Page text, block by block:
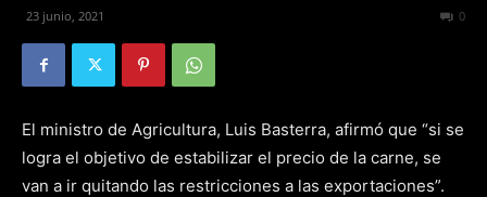
23 junio, 2021 0
El ministro de Agricultura, Luis Basterra, afirmó que “si se
logra el objetivo de estabilizar el precio de la carne, se
van a ir quitando las restricciones a las exportaciones”.